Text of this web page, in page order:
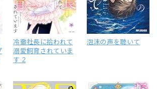
冷徹社長に拾われて
溺愛飼育されていま
す 2
泡沫の声を聴いて